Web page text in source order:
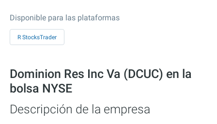
Disponible para las plataformas
R StocksTrader
Dominion Res Inc Va (DCUC) en la
bolsa NYSE
Descripción de la empresa